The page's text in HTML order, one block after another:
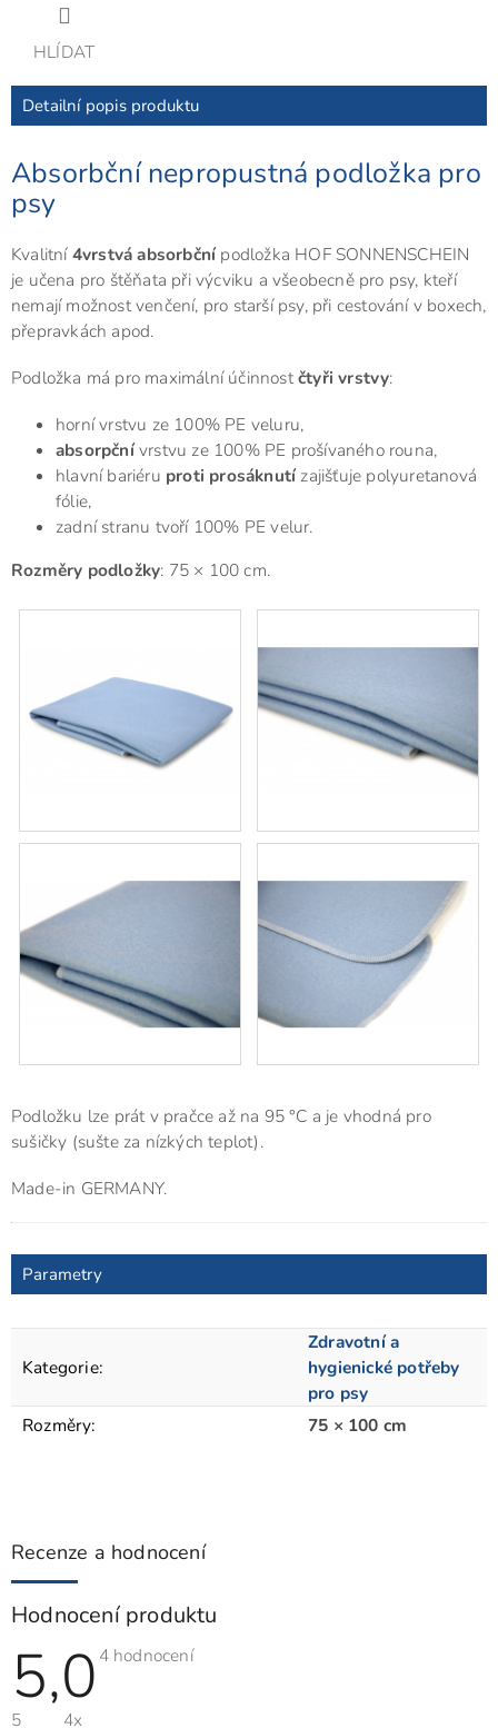
HLÍDAT
Detailní popis produktu
Absorbční nepropustná podložka pro
psy
Kvalitní4vrstvá absorbčnípodložka HOF SONNENSCHEIN
je učena pro štěňata při výcviku a všeobecně pro psy, kteří
nemají možnost venčení, pro starší psy, při cestování v boxech,
přepravkách apod.
Podložka má pro maximální účinnostčtyři vrstvy:
horní vrstvu ze 100% PE veluru,
absorpčnívrstvu ze 100% PE prošívaného rouna,
hlavní bariéru proti prosáknutízajišťuje polyuretanová
fólie,
zadní stranu tvoří 100% PE velur.
Rozměry podložky: 75 × 100 cm.
Podložku lze prát v pračce až na 95 °C a je vhodná pro
sušičky (sušte za nízkých teplot).
Made-in GERMANY.
Parametry
Kategorie:
Zdravotní a
hygienické potřeby
pro psy
Rozměry: 75 × 100 cm
Recenze a hodnocení
Hodnocení produktu
5,0 Průměrné
4 hodnocení
5 4x